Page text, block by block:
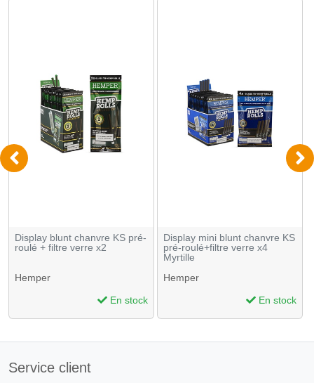
Display blunt chanvre KS pré-
roulé + filtre verre x2
Hemper
En stock
Display mini blunt chanvre KS
pré-roulé+filtre verre x4
Myrtille
Hemper
En stock
Service client